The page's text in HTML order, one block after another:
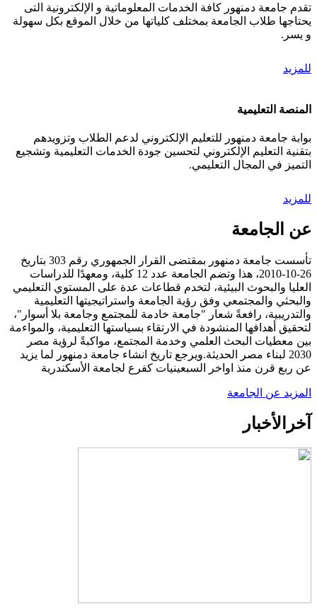
تقدم جامعة دمنهور كافة الخدمات المعلوماتية و الإلكترونية التى
يحتاجها طلاب الجامعة بمختلف كلياتها من خلال الموقع بكل سهولة
و يسر.
للمزيد
المنصة التعليمية
بوابة جامعة دمنهور للتعليم الإلكتروني لدعم الطلاب وتزويدهم
بتقنية التعليم الإلكتروني لتحسين جودة الخدمات التعليمية وتشجيع
التميز في المجال التعليمي.
للمزيد
عن الجامعة
تأسست جامعة دمنهور بمقتضى القرار الجمهوري رقم 303 بتاريخ
26-10-2010، هذا وتضم الجامعة عدد 12 كلية، ومعهدًا للدراسات
العليا والبحوث البيئية، لتخدم قطاعات عدة على المستوي التعليمي
والبحثي والمجتمعي وفق رؤية الجامعة واستراتيجيتها التعليمية
والتدريبية، رافعةً شعار "جامعة خادمة للمجتمع وجامعة بلا أسوار"،
لتحقيق أهدافها المنشودة في الارتقاء بسياستها التعليمية، والمواءمة
بين معطيات البحث العلمي وخدمة المجتمع، مواكبةً لرؤية مصر
2030 لبناء مصر الحديثة.ويرجع تاريخ انشاء جامعة دمنهور لما يزيد
عن ربع قرن منذ اواخر السبعينيات كفرع لجامعة الأسكندرية
المزيد عن الجامعة
آخر الأخبار